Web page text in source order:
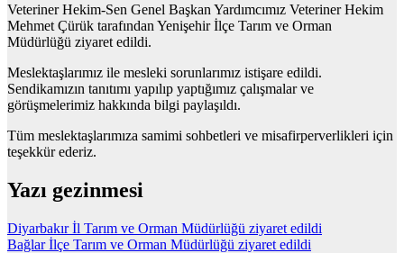
Veteriner Hekim-Sen Genel Başkan Yardımcımız Veteriner Hekim
Mehmet Çürük tarafından Yenişehir İlçe Tarım ve Orman
Müdürlüğü ziyaret edildi.
Meslektaşlarımız ile mesleki sorunlarımız istişare edildi.
Sendikamızın tanıtımı yapılıp yaptığımız çalışmalar ve
görüşmelerimiz hakkında bilgi paylaşıldı.
Tüm meslektaşlarımıza samimi sohbetleri ve misafirperverlikleri için
teşekkür ederiz.
Yazı gezinmesi
Diyarbakır İl Tarım ve Orman Müdürlüğü ziyaret edildi
Bağlar İlçe Tarım ve Orman Müdürlüğü ziyaret edildi